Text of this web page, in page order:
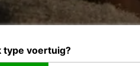
type voertuig?